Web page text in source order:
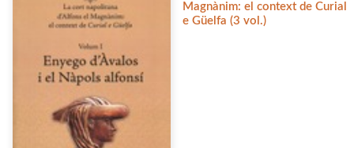
Magnànim: el context de Curial
e Güelfa (3 vol.)